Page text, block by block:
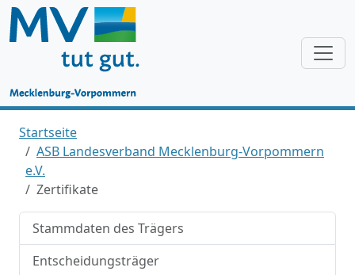
Startseite
ASB Landesverband Mecklenburg-Vorpommern
e.V.
Zertifikate
Stammdaten des Trägers
Entscheidungsträger